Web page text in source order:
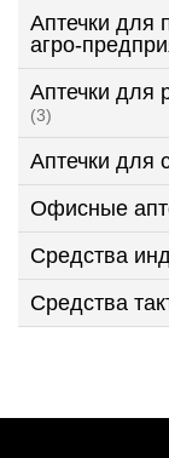
Аптечки для
агро-
Аптечки для
(3)
Аптечки для
Офисные
Средства
Средства